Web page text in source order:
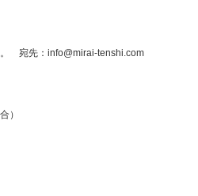
宛先：info@mirai-tenshi.com
）